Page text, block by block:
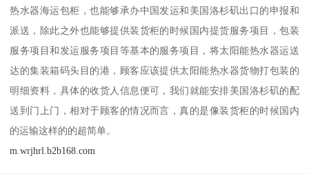
热水器海运包柜，也能够承办中国发运和美国洛杉矶出口的申报和
派送，除此之外也能够提供装货柜的时候国内提货服务项目，包装
服务项目和发运服务项目等基本的服务项目，将太阳能热水器运送
达的集装箱码头目的港，顾客应该提供太阳能热水器货物打包装的
明细资料，具体的收货人信息便可，我们就能安排美国洛杉矶的配
送到门上门，相对于顾客的情况而言，真的是像装货柜的时候国内
的运输这样的的超简单。
m.wrjhrl.b2b168.com